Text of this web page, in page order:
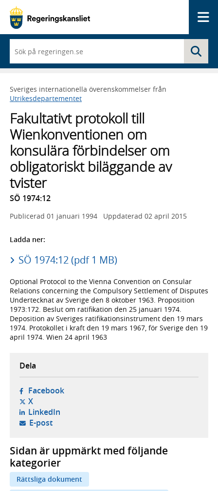
du
börjar
skriva
framträder
en
med
sökförslag
Sveriges internationella överenskommelser från
Utrikesdepartementet
Fakultativt protokoll till
Wienkonventionen om
konsulära förbindelser om
obligatoriskt biläggande av
tvister
SÖ 1974:12
Publicerad 01 januari 1994 Uppdaterad 02 april 2015
Ladda ner:
SÖ 1974:12 (pdf 1 MB)
Optional Protocol to the Vienna Convention on Consular
Relations concerning the Compulsory Settlement of Disputes
Undertecknat av Sverige den 8 oktober 1963. Proposition
1973:172. Beslut om ratifikation den 25 januari 1974.
Deposition av Sveriges ratifikationsinstrument den 19 mars
1974. Protokollet i kraft den 19 mars 1967, för Sverige den 19
april 1974. Wien 24 april 1963
Dela
Facebook- öppnas i ny flik, extern webbplats,
X- öppnas i ny flik, extern webbplats,
LinkedIn- öppnas i ny flik, extern webbplats,
E-post- öppnar din e-postklient,
Sidan är uppmärkt med följande
kategorier
Rättsliga dokument